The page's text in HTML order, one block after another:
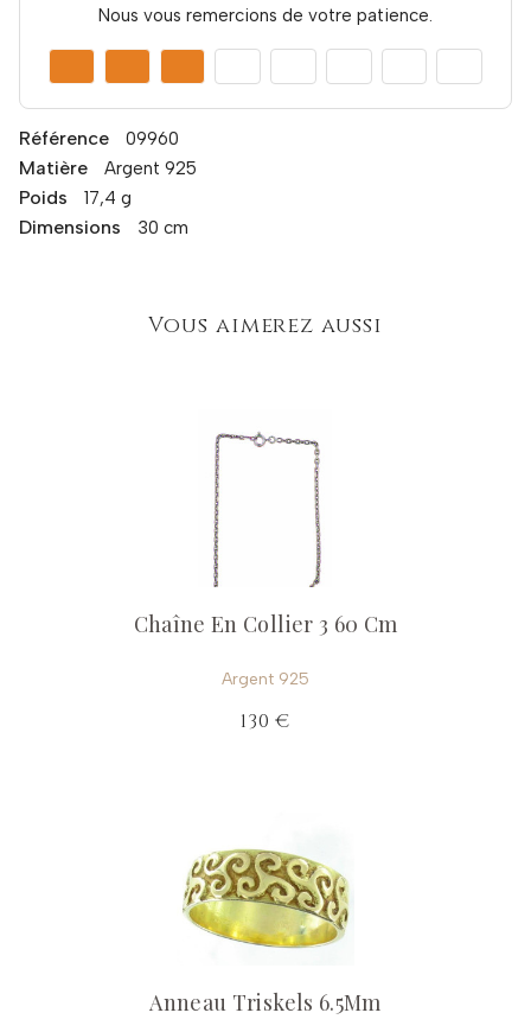
Nous vous remercions de votre patience.
Référence 09960
Matière Argent 925
Poids 17,4 g
Dimensions 30 cm
Vous aimerez aussi
Chaîne En Collier 3 60 Cm
Argent 925
130 €
Anneau Triskels 6.5Mm